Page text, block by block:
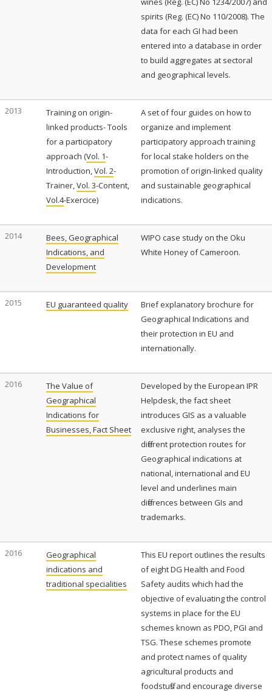
spirits (Reg. (EC) No 110/2008). The
data for each GI had been
entered into a database in order
to build aggregates at sectoral
and geographical levels.
2013
Training on origin-
linked products- Tools
for a participatory
approach (Vol. 1-
Introduction,Vol. 2-
Trainer,Vol. 3-Content,
Vol.4-Exercice)
A set of four guides on how to
organize and implement
participatory approach training
for local stake holders on the
promotion of origin-linked quality
and sustainable geographical
indications.
2014
Bees, Geographical
Indications, and
Development
WIPO case study on the Oku
White Honey of Cameroon.
2015 EU guaranteed quality
Brief explanatory brochure for
Geographical Indications and
their protection in EU and
internationally.
2016
The Value of
Geographical
Indications for
Businesses, Fact Sheet
Developed by the European IPR
Helpdesk, the fact sheet
introduces GIS as a valuable
exclusive right, analyses the
different protection routes for
Geographical indications at
national, international and EU
level and underlines main
differences between GIs and
trademarks.
2016
Geographical
indications and
traditional specialities
This EU report outlines the results
of eight DG Health and Food
Safety audits which had the
objective of evaluating the control
systems in place for the EU
schemes known as PDO, PGI and
TSG. These schemes promote
and protect names of quality
agricultural products and
foodstuffs and encourage diverse